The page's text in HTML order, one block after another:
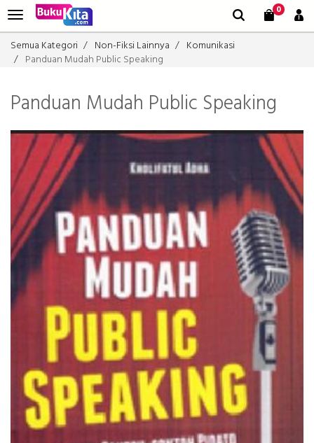
0
Semua Kategori Non-Fiksi Lainnya
Komunikasi
Panduan Mudah Public Speaking
Panduan Mudah Public Speaking